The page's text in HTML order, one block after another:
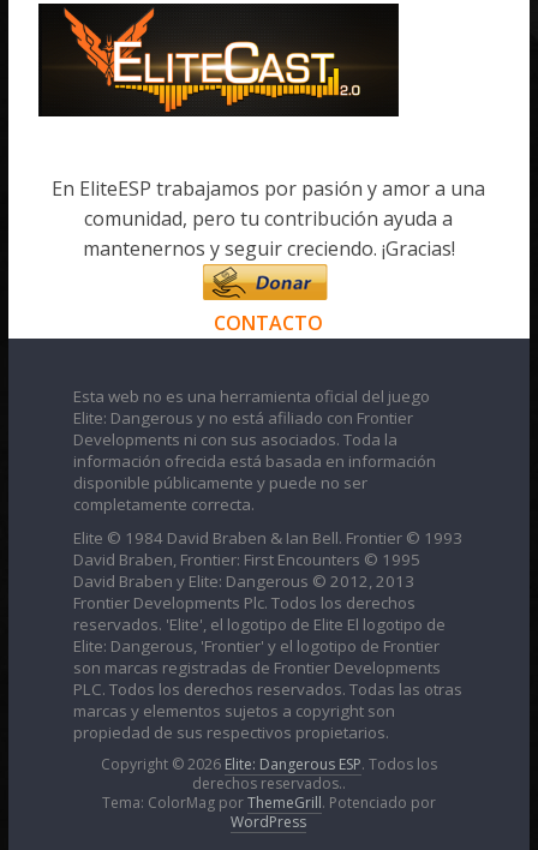
En EliteESP trabajamos por pasión y amor a una
comunidad, pero tu contribución ayuda a
mantenernos y seguir creciendo. ¡Gracias!
CONTACTO
Esta web no es una herramienta oficial del juego
Elite: Dangerous y no está afiliado con Frontier
Developments ni con sus asociados. Toda la
información ofrecida está basada en información
disponible públicamente y puede no ser
completamente correcta.
Elite © 1984 David Braben & Ian Bell. Frontier © 1993
David Braben, Frontier: First Encounters © 1995
David Braben y Elite: Dangerous © 2012, 2013
Frontier Developments Plc. Todos los derechos
reservados. 'Elite', el logotipo de Elite El logotipo de
Elite: Dangerous, 'Frontier' y el logotipo de Frontier
son marcas registradas de Frontier Developments
PLC. Todos los derechos reservados. Todas las otras
marcas y elementos sujetos a copyright son
propiedad de sus respectivos propietarios.
Copyright © 2026 Elite: Dangerous ESP. Todos los
derechos reservados..
Tema: ColorMag porThemeGrill. Potenciado por
WordPress